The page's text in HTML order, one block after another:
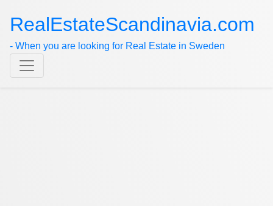
RealEstateScandinavia.com
- When you are looking for Real Estate in Sweden